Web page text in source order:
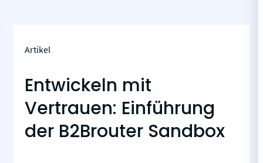
Artikel
Entwickeln mit
Vertrauen: Einführung
der B2Brouter Sandbox